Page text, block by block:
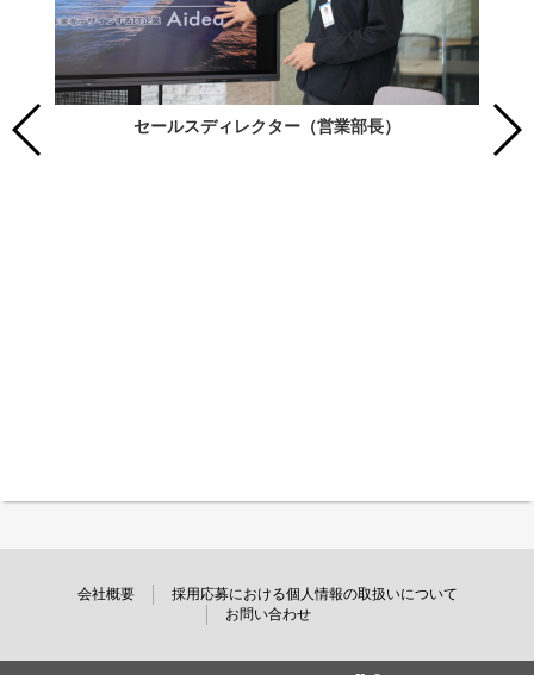
セールスディレクター（営業部長）
会社概要
採用応募における個人情報の取扱いについて
お問い合わせ